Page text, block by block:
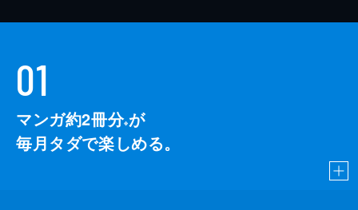
01
マンガ約2冊分※が
毎月タダで楽しめる。